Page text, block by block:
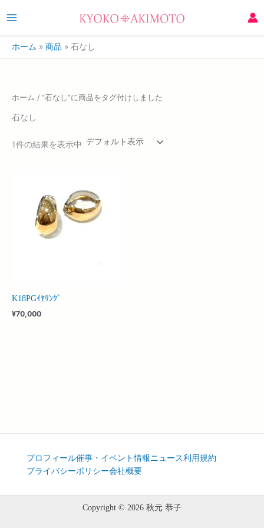
ホーム 商品 石なし
ホーム / “石なし”に商品をタグ付けしました
石なし
1件の結果を表示中
K18PGｲﾔﾘﾝｸﾞ
¥70,000
プロフィール催事・イベント情報ニュース利用規約
プライバシーポリシー会社概要
Copyright © 2026 秋元 恭子